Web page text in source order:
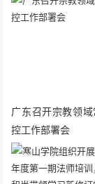
广东召开宗教领
控工作部署会